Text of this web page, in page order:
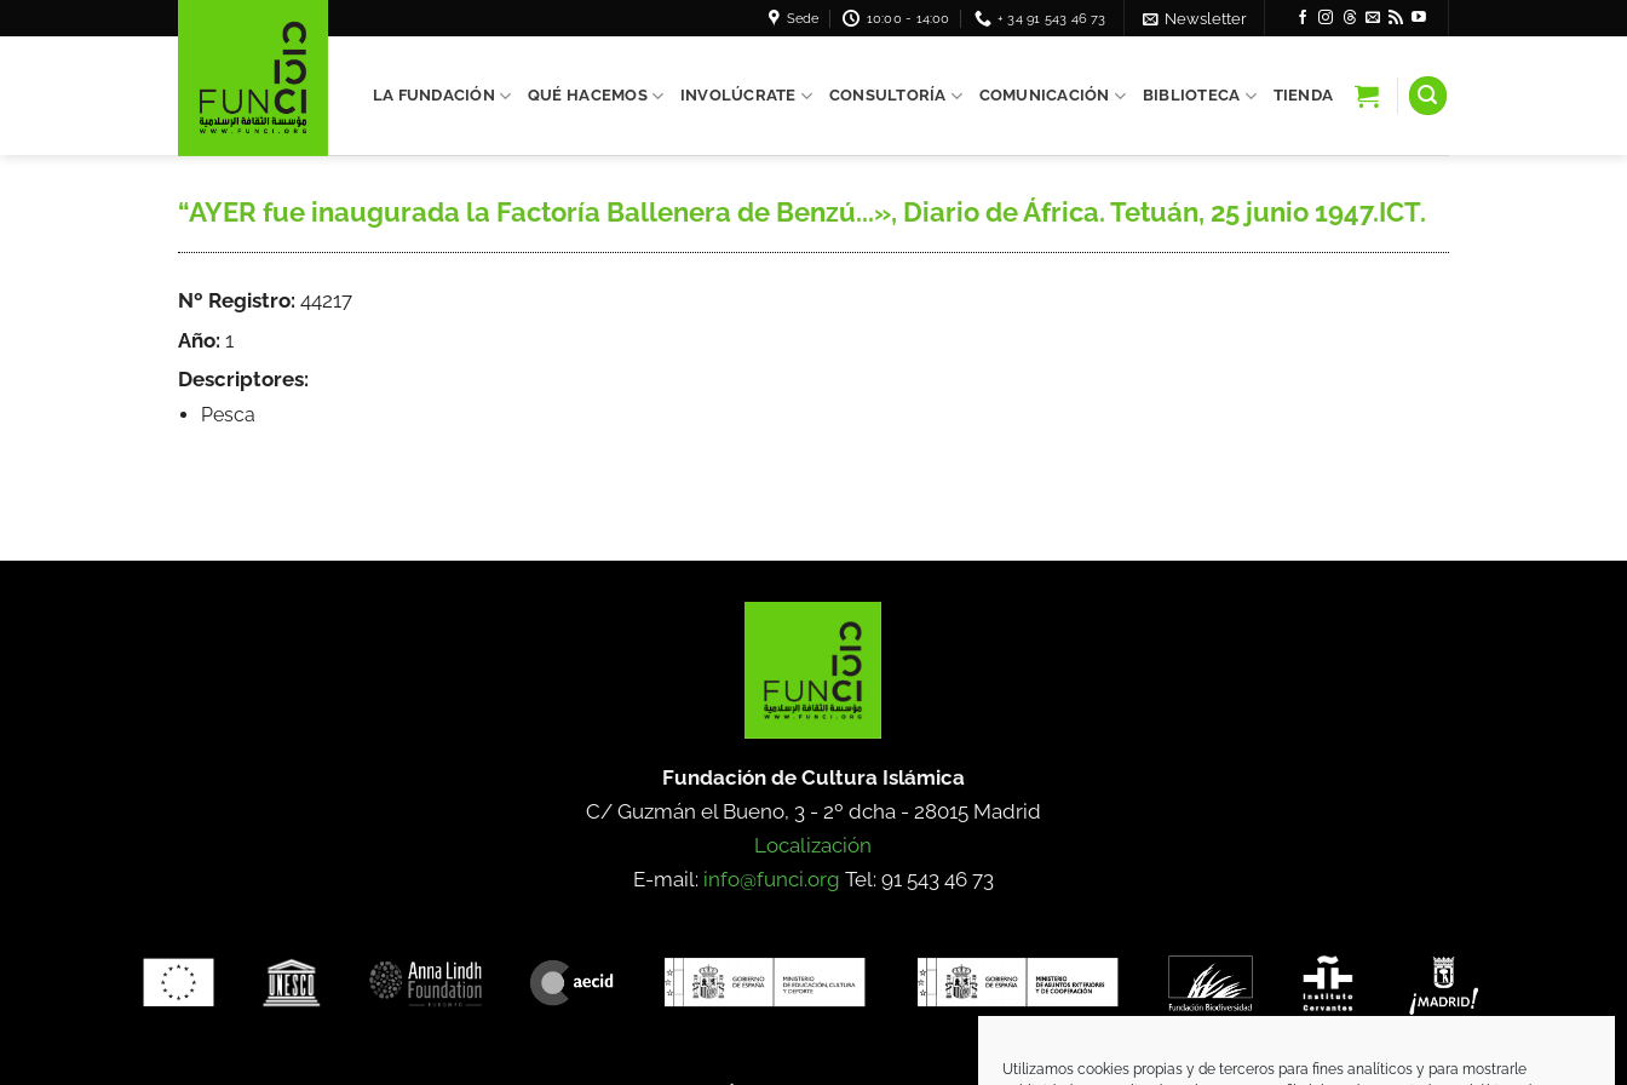
Utilizamos cookies propias y de terceros para fines analíticos y para mostrarle
Sede 10:00 - 14:00 + 34 91 543 46 73 Newsletter
LA FUNDACIÓN QUÉ HACEMOS INVOLÚCRATE CONSULTORÍA COMUNICACIÓN BIBLIOTECA TIENDA
“AYER fue inaugurada la Factoría Ballenera de Benzú...», Diario de África. Tetuán, 25 junio 1947.ICT.
Nº Registro: 44217
Año: 1
Descriptores:
Pesca
Fundación de Cultura Islámica
C/ Guzmán el Bueno, 3 - 2º dcha - 28015 Madrid
Localización
E-mail: info@funci.org Tel: 91 543 46 73